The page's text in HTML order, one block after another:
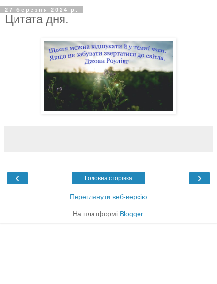
27 березня 2024 р.
Цитата дня.
‹ ›
Головна сторінка
Переглянути веб-версію
На платформі Blogger.